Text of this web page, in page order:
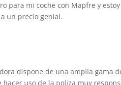
para mi coche con Mapfre y
un precio genial.
dispone de una amplia gama
uso de la poliza muy